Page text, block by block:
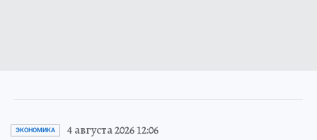
ЭКОНОМИКА 4 августа 2026 12:06